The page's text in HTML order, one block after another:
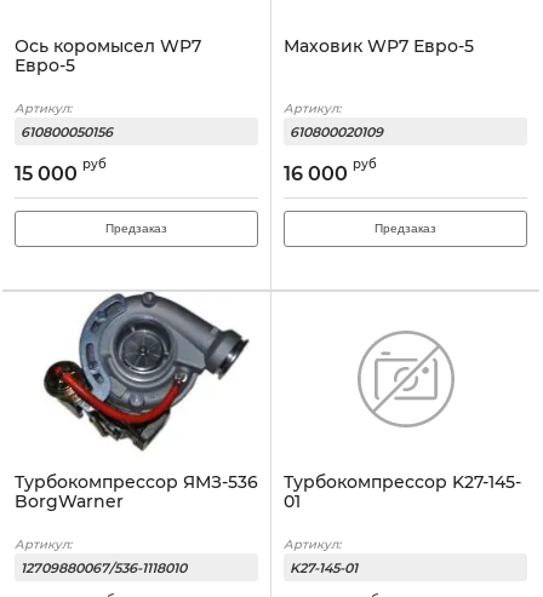
Ось коромысел WP7
Евро-5
Артикул:
610800050156
15 000 руб
Предзаказ
Маховик WP7 Евро-5
Артикул:
610800020109
16 000 руб
Предзаказ
Турбокомпрессор ЯМЗ-536
BorgWarner
Артикул:
12709880067/536-1118010
Турбокомпрессор K27-145-
01
Артикул:
K27-145-01